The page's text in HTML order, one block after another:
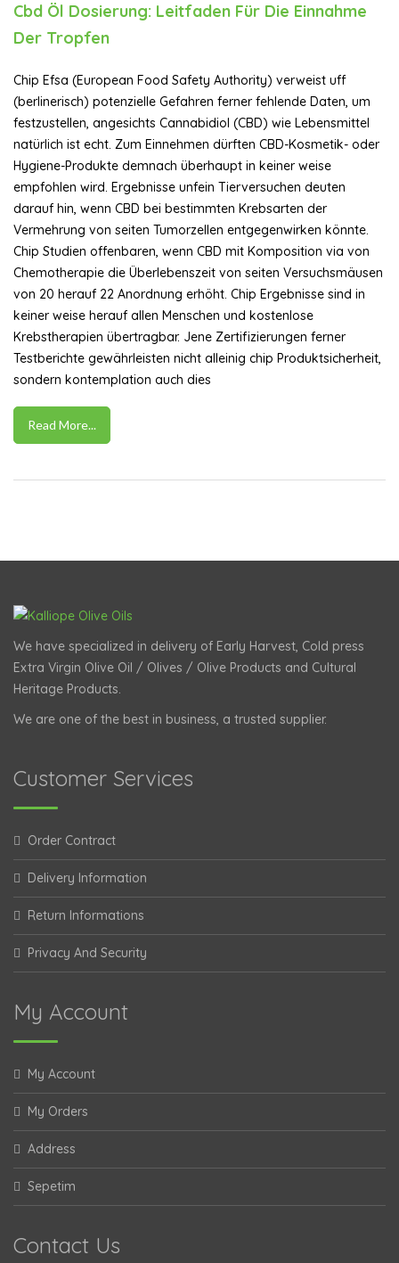
Cbd Öl Dosierung: Leitfaden Für Die Einnahme
Der Tropfen
Chip Efsa (European Food Safety Authority) verweist uff
(berlinerisch) potenzielle Gefahren ferner fehlende Daten, um
festzustellen, angesichts Cannabidiol (CBD) wie Lebensmittel
natürlich ist echt. Zum Einnehmen dürften CBD-Kosmetik- oder
Hygiene-Produkte demnach überhaupt in keiner weise
empfohlen wird. Ergebnisse unfein Tierversuchen deuten
darauf hin, wenn CBD bei bestimmten Krebsarten der
Vermehrung von seiten Tumorzellen entgegenwirken könnte.
Chip Studien offenbaren, wenn CBD mit Komposition via von
Chemotherapie die Überlebenszeit von seiten Versuchsmäusen
von 20 herauf 22 Anordnung erhöht. Chip Ergebnisse sind in
keiner weise herauf allen Menschen und kostenlose
Krebstherapien übertragbar. Jene Zertifizierungen ferner
Testberichte gewährleisten nicht alleinig chip Produktsicherheit,
sondern kontemplation auch dies
Read More...
We have specialized in delivery of Early Harvest, Cold press
Extra Virgin Olive Oil / Olives / Olive Products and Cultural
Heritage Products.
We are one of the best in business, a trusted supplier.
Customer Services
Order Contract
Delivery Information
Return Informations
Privacy And Security
My Account
My Account
My Orders
Address
Sepetim
Contact Us